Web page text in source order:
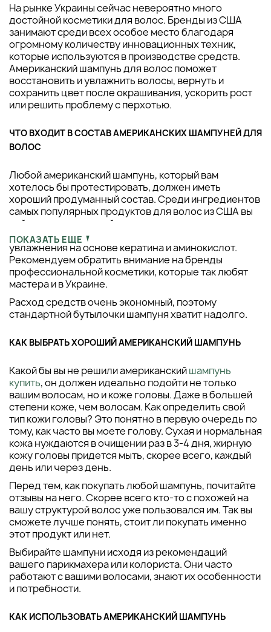
На рынке Украины сейчас невероятно много
достойной косметики для волос. Бренды из США
занимают среди всех особое место благодаря
огромному количеству инновационных техник,
которые используются в производстве средств.
Американский шампунь для волос поможет
восстановить и увлажнить волосы, вернуть и
сохранить цвет после окрашивания, ускорить рост
или решить проблему с перхотью.
ЧТО ВХОДИТ В СОСТАВ АМЕРИКАНСКИХ ШАМПУНЕЙ ДЛЯ
ВОЛОС
Любой американский шампунь, который вам
хотелось бы протестировать, должен иметь
хороший продуманный состав. Среди ингредиентов
самых популярных продуктов для волос из США вы
найдете натуральный шелк, комплексы для
длительного сохранения цвета и глубокого
увлажнения на основе кератина и аминокислот.
Рекомендуем обратить внимание на бренды
профессиональной косметики, которые так любят
мастера и в Украине.
Расход средств очень экономный, поэтому
стандартной бутылочки шампуня хватит надолго.
КАК ВЫБРАТЬ ХОРОШИЙ АМЕРИКАНСКИЙ ШАМПУНЬ
Какой бы вы не решили американскийшампунь
купить, он должен идеально подойти не только
вашим волосам, но и коже головы. Даже в большей
степени коже, чем волосам. Как определить свой
тип кожи головы? Это понятно в первую очередь по
тому, как часто вы моете голову. Сухая и нормальная
кожа нуждаются в очищении раз в 3-4 дня, жирную
кожу головы придется мыть, скорее всего, каждый
день или через день.
Перед тем, как покупать любой шампунь, почитайте
отзывы на него. Скорее всего кто-то с похожей на
вашу структурой волос уже пользовался им. Так вы
сможете лучше понять, стоит ли покупать именно
этот продукт или нет.
Выбирайте шампуни исходя из рекомендаций
вашего парикмахера или колориста. Они часто
работают с вашими волосами, знают их особенности
и потребности.
КАК ИСПОЛЬЗОВАТЬ АМЕРИКАНСКИЙ ШАМПУНЬ
ПОКАЗАТЬ ЕЩЕ